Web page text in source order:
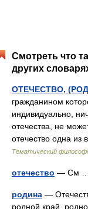
Смотреть что
других
ОТЕЧЕСТВО,
гражданином
индивидуально,
отечества, не
отечество одна
Тематический
отечество — См
родина —
родной край,